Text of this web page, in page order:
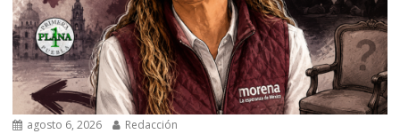
agosto 6, 2026 Redacción